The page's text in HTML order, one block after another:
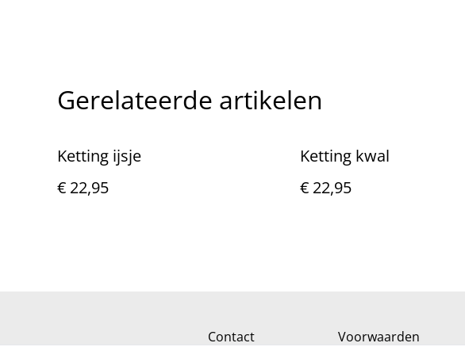
Gerelateerde artikelen
Ketting ijsje
€ 22,95
Ketting kwal
€ 22,95
Contact Voorwaarden